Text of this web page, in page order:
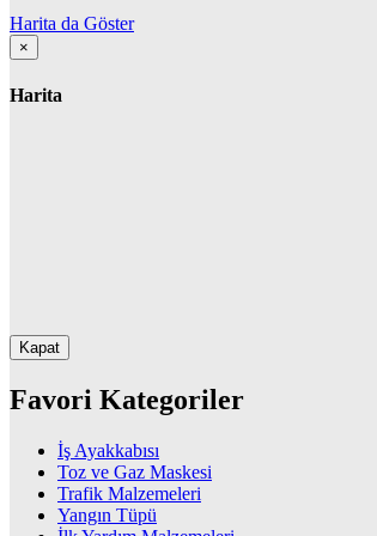
Harita da Göster
×
Harita
Kapat
Favori Kategoriler
İş Ayakkabısı
Toz ve Gaz Maskesi
Trafik Malzemeleri
Yangın Tüpü